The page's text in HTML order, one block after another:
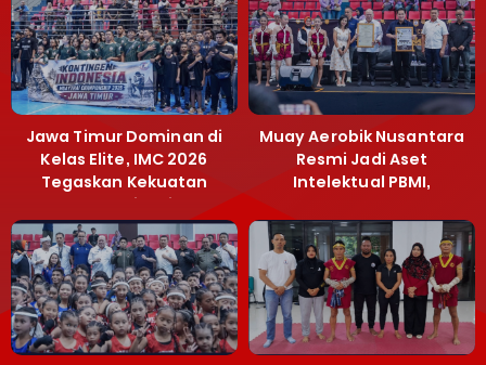
Jawa Timur Dominan di
Kelas Elite, IMC 2026
Tegaskan Kekuatan
Muaythai Jatim
Muay Aerobik Nusantara
Resmi Jadi Aset
Intelektual PBMI,
Terobosan Bangun
Grassroots